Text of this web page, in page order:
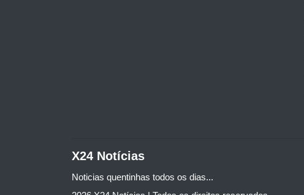
X24 Notícias
Noticias quentinhas todos os dias...